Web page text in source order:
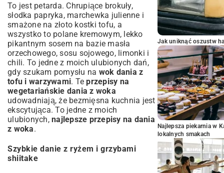
To jest petarda. Chrupiące brokuły,
słodka papryka, marchewka julienne i
smażone na złoto kostki tofu, a
wszystko to polane kremowym, lekko
pikantnym sosem na bazie masła
orzechowego, sosu sojowego, limonki i
chili. To jedne z moich ulubionych dań,
gdy szukam pomysłu na wok dania z
tofu i warzywami. Teprzepisy na
wegetariańskie dania z woka
udowadniają, że bezmięsna kuchnia jest
ekscytująca. To jedne z moich
ulubionych, najlepsze przepisy na dania
z woka.
Szybkie danie z ryżem i grzybami
shiitake
Jak uniknąć oszustw
Najlepsza piekarnia w
lokalnych smakach